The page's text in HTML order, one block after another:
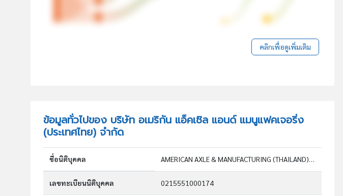
คลิกเพื่อดูเพิ่มเติม
ข้อมูลทั่วไปของ บริษัท อเมริกัน แอ็คเซิล แอนด์ แมนูแฟคเจอริ่ง
(ประเทศไทย) จำกัด
ชื่อนิติบุคคล AMERICAN AXLE & MANUFACTURING (THAILAND) CO., LTD.
เลขทะเบียนนิติบุคคล 0215551000174